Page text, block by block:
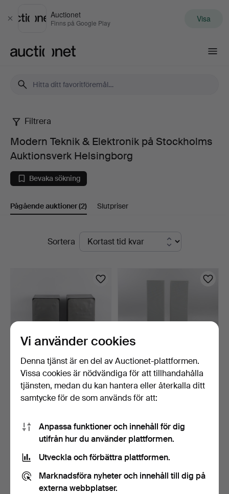
Stäng
Auctionet
Finns på Google Play Visa
Modern
Teknik
&
Elektronik
Stockholms
Auktionsverk
Helsingborg
Filtrera
Modern Teknik & Elektronik på Stockholms
Auktionsverk Helsingborg
Bevaka sökning
Pågående auktioner(2) Slutpriser
PågåendeSortera
DIETER RAMS. Högtalare
och bandspelare, 3 …
2 dagar
95 USD
HÖGTALARE, ett par, "M12",
Braun.
5 dagar
65 USD
Du kan också söka ivårt arkiv med avslutade auktioner
Vi använder cookies
Denna tjänst är en del av Auctionet-plattformen.
Vissa cookies är nödvändiga för att tillhandahålla
tjänsten, medan du kan hantera eller återkalla ditt
samtycke för de som används för att:
Anpassa funktioner och innehåll för dig
utifrån hur du använder plattformen.
Utveckla och förbättra plattformen.
Marknadsföra nyheter och innehåll till dig på
externa webbplatser.